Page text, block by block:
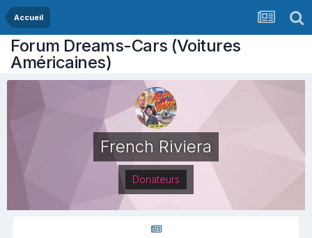
Accueil
Forum Dreams-Cars (Voitures
Américaines)
French Riviera
Donateurs